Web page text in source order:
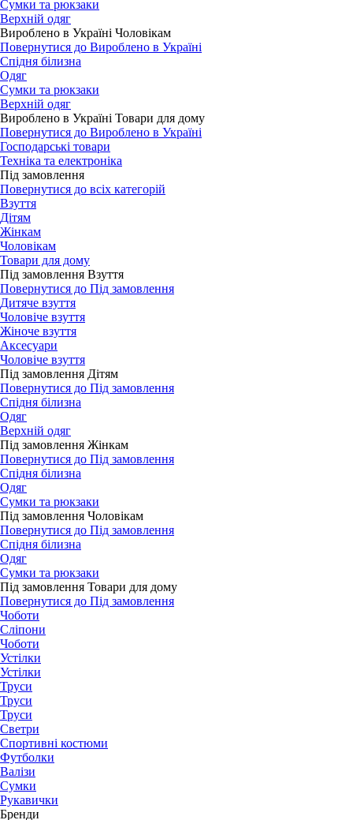
Сумки та рюкзаки
Верхній одяг
Вироблено в Україні Чоловікам
Повернутися до Вироблено в Україні
Спідня білизна
Одяг
Сумки та рюкзаки
Верхній одяг
Вироблено в Україні Товари для дому
Повернутися до Вироблено в Україні
Господарські товари
Техніка та електроніка
Під замовлення
Повернутися до всіх категорій
Взуття
Дітям
Жінкам
Чоловікам
Товари для дому
Під замовлення Взуття
Повернутися до Під замовлення
Дитяче взуття
Чоловіче взуття
Жіноче взуття
Аксесуари
Чоловіче взуття
Під замовлення Дітям
Повернутися до Під замовлення
Спідня білизна
Одяг
Верхній одяг
Під замовлення Жінкам
Повернутися до Під замовлення
Спідня білизна
Одяг
Сумки та рюкзаки
Під замовлення Чоловікам
Повернутися до Під замовлення
Спідня білизна
Одяг
Сумки та рюкзаки
Під замовлення Товари для дому
Повернутися до Під замовлення
Чоботи
Сліпони
Чоботи
Устілки
Устілки
Труси
Труси
Труси
Светри
Спортивні костюми
Футболки
Валізи
Сумки
Рукавички
Бренди